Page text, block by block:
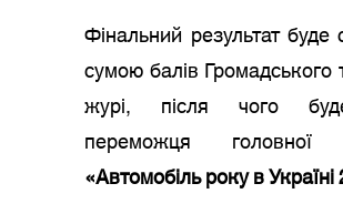
Фінальний результат
сумою балів Громадського
журі, після чого
переможця головної
«Автомобіль року в